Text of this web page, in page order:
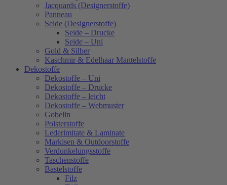
Jacquards (Designerstoffe)
Panneau
Seide (Designerstoffe)
Seide – Drucke
Seide – Uni
Gold & Silber
Kaschmir & Edelhaar Mantelstoffe
Dekostoffe
Dekostoffe – Uni
Dekostoffe – Drucke
Dekostoffe – leicht
Dekostoffe – Webmuster
Gobelin
Polsterstoffe
Lederimitate & Laminate
Markisen & Outdoorstoffe
Verdunkelungsstoffe
Taschenstoffe
Bastelstoffe
Filz